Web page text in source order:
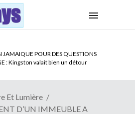
JAMAIQUE POUR DES QUESTIONS
: Kingston valait bien un détour
A LA TETE DU SENAT BENINOIS :
le pouvoir sans partir !
Et Lumière
D’UN IMMEUBLE A